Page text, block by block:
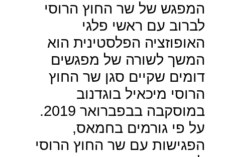
המפגש של שר החוץ הרוסי
לברוב עם ראשי פלגי
האופוזציה הפלסטינית הוא
המשך לשורה של מפגשים
דומים שקיים סגן שר החוץ
הרוסי מיכאיל בוגדנוב
במוסקבה בבפברואר 2019.
על פי גורמים בחמאס,
הפגישות עם שר החוץ הרוסי